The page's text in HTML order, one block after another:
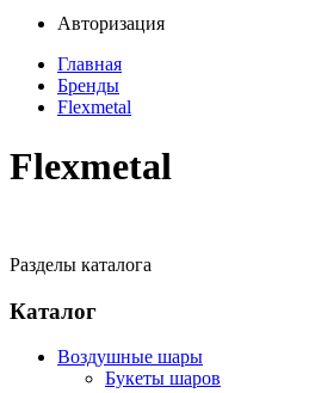
Авторизация
Главная
Бренды
Flexmetal
Flexmetal
Разделы каталога
Каталог
Воздушные шары
Букеты шаров